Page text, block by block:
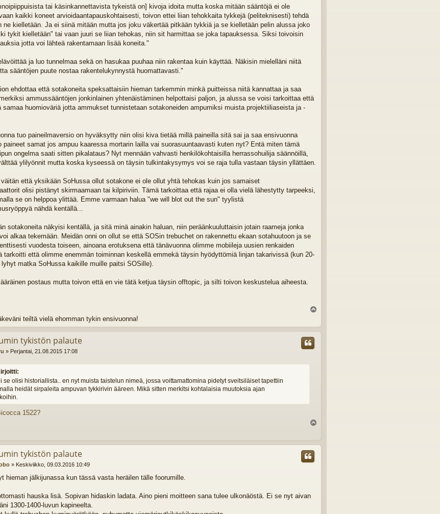
tai käsinkannettavista tykeistä on] kivoja idoita mutta koska mitään sääntöjä ei ole
kaikki koneet arvioidaantapauskohtaisesti, toivon ettei liian tehokkaita tykkejä (peliteknisesti) tehdä
ne kielletään. Ja ei siinä mitään mutta jos joku väkertää pitkään tykkiä ja se kielletään pelin alussa joko
tykit kielletään" tai vaan juuri se liian tehokas, niin sit harmittaa se joka tapauksessa. Siksi toivoisin
jotta voi lähteä rakentamaan lisää koneita."
ja luo tunnelmaa sekä on hasukaa puuhaa niin rakentaa kuin käyttää. Näkisin mielelläni niitä
sääntöjen puute nostaa rakentelukynnystä huomattavasti."
ehdottaa että sotakoneita speksattaisiin hieman tarkemmin minkä puitteissa niitä kannattaa ja saa
ammussääntöjen jonkinlainen yhtenäistäminen helpottaisi paljon, ja alussa se voisi tarkoittaa että
huomioväriä jotta ammukset tunnistetaan sotakoneiden ampumiksi muista projektiiliaseista ja -
tuo paineilmaversio on hyväksytty niin olisi kiva tietää millä paineilla sitä sai ja saa ensivuonna
paineet samat jos ampuu kaaressa mortarin lailla vai suorasuuntaavasti kuten nyt? Entä miten tämä
ongelma saati sitten pikalataus? Nyt mennään vahvasti henkilökohtaisilla herrassohuilija säännöillä,
ylilyönnit mutta koska kyseessä on täysin tulkintakysymys voi se raja tulla vastaan täysin yllättäen.
että yksikään SoHussa ollut sotakone ei ole ollut yhtä tehokas kuin jos samaiset
olisi pistänyt skirmaamaan tai kilpiriviin. Tämä tarkoittaa että rajaa ei olla vielä lähestytty tarpeeksi,
se on helppoa ylittää. Emme varmaan halua "we will blot out the sun" tyylistä
nähdä kentällä...
sotakoneita näkyisi kentällä, ja sitä minä ainakin haluan, niin peräänkuuluttaisin jotain raameja jonka
alkaa tekemään. Meidän onni on ollut se että SOSin trebuchet on rakennettu ekaan sotahuutoon ja se
vuodesta toiseen, ainoana erotuksena että tänävuonna olimme mobiileja uusien renkaiden
tarkoitti että olimme enemmän toiminnan keskellä emmekä täysin hyödyttömiä linjan takarivissä (kun 20-
matka SoHussa kaikille muille paitsi SOSille).
postaus mutta toivon että en vie tätä ketjua täysin offtopic, ja silti toivon keskustelua aiheesta.
teiltä vielä ehomman tykin ensivuonna!
ö
s
tykistön palaute
» Perjantai, 21.08.2015 17:08
se olisi historiallista.. en nyt muista taistelun nimeä, jossa voittamattomina pidetyt sveitsiläiset tapettiin
heidät sirpaleita ampuvan tykkirivin ääreen. Mikä sitten merkitsi kohtalaisia muutoksia ajan
1522?
s
tykistön palaute
» Keskiviikko, 09.03.2016 10:49
hieman jälkijunassa kun tässä vasta heräilen tälle foorumille.
hauska lisä. Sopivan hidaskin ladata. Aino pieni moitteen sana tulee ulkonäöstä. Ei se nyt aivan
1300-1400-luvun kapineelta.